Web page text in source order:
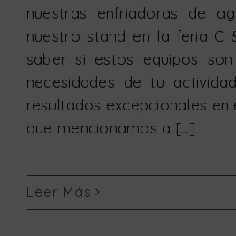
nuestras enfriadoras de
nuestro stand en la feria C
saber si estos equipos
necesidades de tu
resultados excepcionales
que mencionamos a [...]
Leer Más